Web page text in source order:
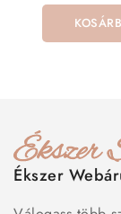
Ékszer